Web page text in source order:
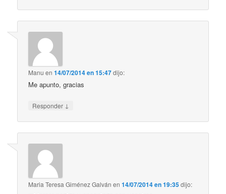
Manu en14/07/2014 en 15:47dijo:
Me apunto, gracias
Responder ↓
Maria Teresa Giménez Galván en14/07/2014 en 19:35dijo: